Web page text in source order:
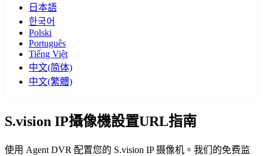
日本語
한국어
Polski
Português
Tiếng Việt
中文(简体)
中文(繁體)
S.vision IP攝像機設置URL指南
使用 Agent DVR 配置您的 S.vision IP 摄像机。我们的免费监